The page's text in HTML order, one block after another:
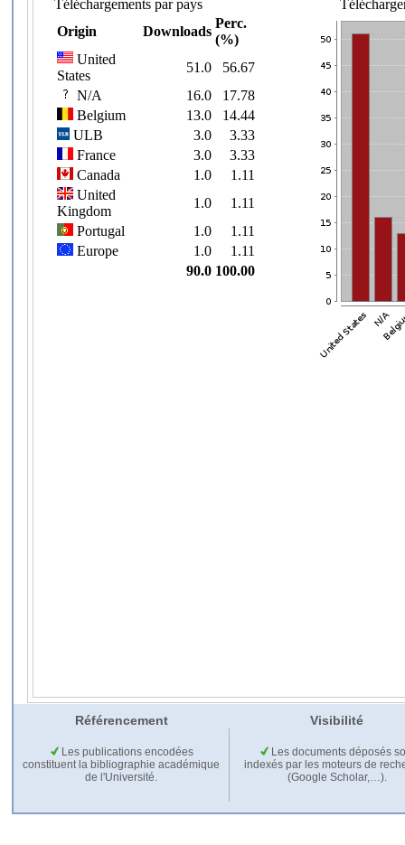
Référencement Visibilité
Les publications encodées
constituent la bibliographie académique
de l'Université.
Les documents déposés
indexés par les moteurs de
(Google Scholar,…).